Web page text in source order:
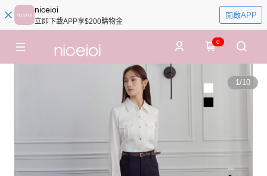
niceioi
立即下載APP享$200購物金
開啟APP
0
1/10